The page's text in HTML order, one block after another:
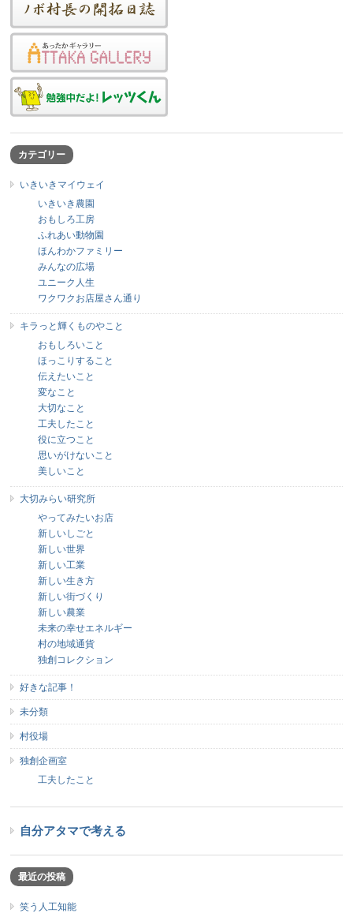
カテゴリー
いきいきマイウェイ
いきいき農園
おもしろ工房
ふれあい動物園
ほんわかファミリー
みんなの広場
ユニーク人生
ワクワクお店屋さん通り
キラっと輝くものやこと
おもしろいこと
ほっこりすること
伝えたいこと
変なこと
大切なこと
工夫したこと
役に立つこと
思いがけないこと
美しいこと
大切みらい研究所
やってみたいお店
新しいしごと
新しい世界
新しい工業
新しい生き方
新しい街づくり
新しい農業
未来の幸せエネルギー
村の地域通貨
独創コレクション
好きな記事！
未分類
村役場
独創企画室
工夫したこと
自分アタマで考える
最近の投稿
笑う人工知能